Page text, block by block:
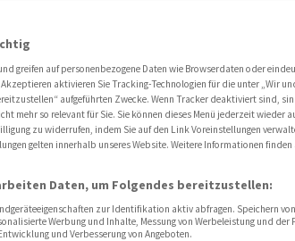
greifen auf personenbezogene Daten wie Browserdaten oder
aktivieren Sie Tracking-Technologien für die unter „Wir
aufgeführten Zwecke. Wenn Tracker deaktiviert sind,
mehr so relevant für Sie. Sie können dieses Menü jederzeit wieder
zu widerrufen, indem Sie auf den Link Voreinstellungen
gelten innerhalb unseres Website. Weitere Informationen finden
Daten, um Folgendes bereitzustellen:
zur Identifikation aktiv abfragen. Speichern
Werbung und Inhalte, Messung von Werbeleistung und der
und Verbesserung von Angeboten.